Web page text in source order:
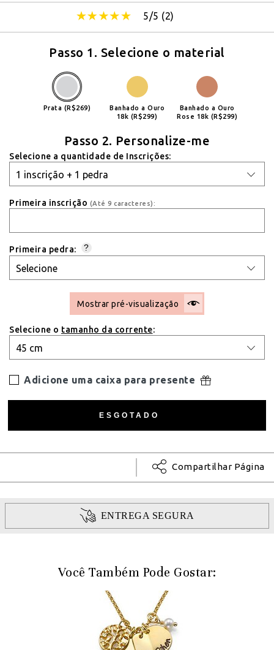
5/5 (2)
Passo 1. Selecione o material
Prata (R$269)
Banhado a Ouro
18k (R$299)
Banhado a Ouro
Rose 18k (R$299)
Passo 2. Personalize-me
Selecione a quantidade de Inscrições:
Primeira inscrição (Até 9 caracteres):
Primeira pedra: ?
Mostrar pré-visualização
Selecione o tamanho da corrente:
Adicione uma caixa para presente
Compartilhar Página
ENTREGA SEGURA
Você Também Pode Gostar: